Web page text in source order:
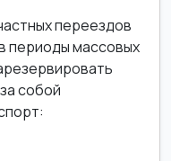
переездов
периоды массовых
собой